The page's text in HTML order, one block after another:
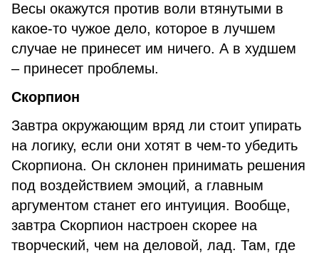
Весы окажутся против воли втянутыми в
какое-то чужое дело, которое в лучшем
случае не принесет им ничего. А в худшем
– принесет проблемы.
Скорпион
Завтра окружающим вряд ли стоит упирать
на логику, если они хотят в чем-то убедить
Скорпиона. Он склонен принимать решения
под воздействием эмоций, а главным
аргументом станет его интуиция. Вообще,
завтра Скорпион настроен скорее на
творческий, чем на деловой, лад. Там, где